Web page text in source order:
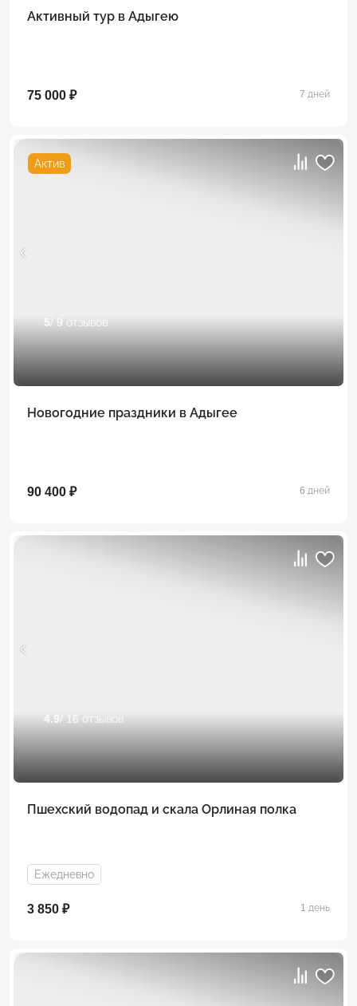
Активный тур в Адыгею
75 000 ₽ 7 дней
Актив
5/ 9 отзывов
Новогодние праздники в Адыгее
90 400 ₽ 6 дней
4.9 / 16 отзывов
Пшехский водопад и скала Орлиная полка
Ежедневно
3 850 ₽ 1 день